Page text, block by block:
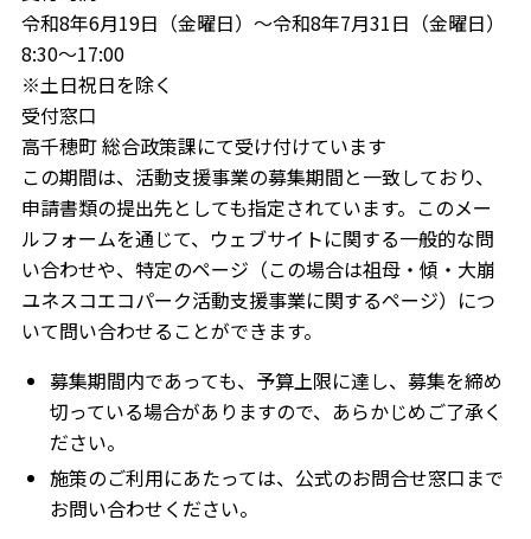
令和8年6月19日（金曜日）～令和8年7月31日（金曜日）
8:30～17:00
※土日祝日を除く
受付窓口
高千穂町 総合政策課にて受け付けています
この期間は、活動支援事業の募集期間と一致しており、
申請書類の提出先としても指定されています。このメー
ルフォームを通じて、ウェブサイトに関する一般的な問
い合わせや、特定のページ（この場合は祖母・傾・大崩
ユネスコエコパーク活動支援事業に関するページ）につ
いて問い合わせることができます。
募集期間内であっても、予算上限に達し、募集を締め
切っている場合がありますので、あらかじめご了承く
ださい。
施策のご利用にあたっては、公式のお問合せ窓口まで
お問い合わせください。